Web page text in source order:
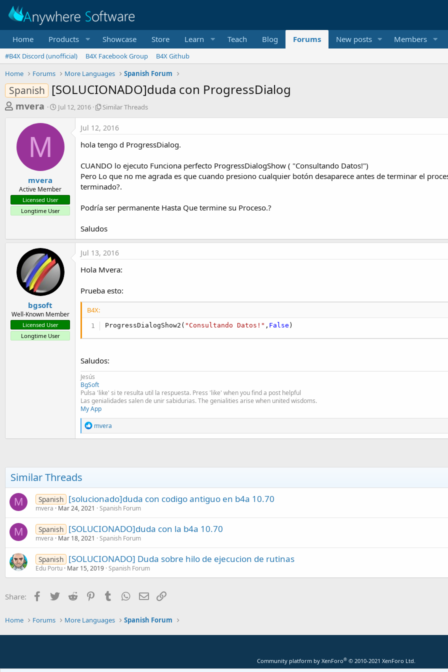
Home Products Showcase Store Learn Teach Blog Forums New posts Members
#B4X Discord (unofficial) B4X Facebook Group
B4X Github
Home
Forums More Languages Spanish Forum
Spanish [SOLUCIONADO]duda con ProgressDialog
T
e
a
t
a
r
e
mvera
S
t
r
a
t
Jul 12, 2016
S
i
a
T
h
r
d
Similar Threads
M
mvera
Active Member
Licensed User
Longtime User
Jul 12, 2016
hola tengo d ProgressDialog.
CUANDO lo ejecuto Funciona perfecto ProgressDialogShow ( "Consultando Datos!")
Pero Lo que no me agrada es que cuando presiono cualquier botón desaparece antes de terminar el
terminado?.
Podría ser permanente Hasta Que termine su Proceso.?
Saludos
bgsoft
Well-Known Member
Licensed User
Longtime User
Jul 13, 2016
Hola Mvera:
Prueba esto:
B4X:
ProgressDialogShow2( "Consultando Datos!" , False )
Saludos:
Jesús
BgSoft
Pulsa 'like' si te resulta util la respuesta. Press 'like' when you find a post helpful
Las genialidades salen de unir sabidurias. The genialities arise when united wisdoms.
My App
R
e
a
s
:
mvera
Similar Threads
M Spanish [solucionado]duda con codigo antiguo en b4a 10.70
mvera Mar 24, 2021 Spanish Forum
M Spanish [SOLUCIONADO]duda con la b4a 10.70
mvera Mar 18, 2021 Spanish Forum
Spanish [SOLUCIONADO] Duda sobre hilo de ejecucion de rutinas
Edu Portu Mar 15, 2019 Spanish Forum
Share: Facebook
Twitter Reddit PinterestTumblr WhatsApp
Email
Home Forums More Languages Spanish Forum
Community platform by XenForo® © 2010-2021 XenForo Ltd.